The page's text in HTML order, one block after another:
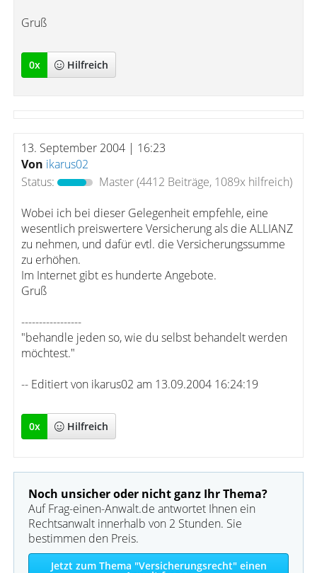
Gruß
0x Hilfreich
13. September 2004 | 16:23
Von ikarus02
Status:
Master(4412 Beiträge, 1089x hilfreich)
Wobei ich bei dieser Gelegenheit empfehle, eine
wesentlich preiswertere Versicherung als die ALLIANZ
zu nehmen, und dafür evtl. die Versicherungssumme
zu erhöhen.
Im Internet gibt es hunderte Angebote.
Gruß
-----------------
"behandle jeden so, wie du selbst behandelt werden
möchtest."
-- Editiert von ikarus02 am 13.09.2004 16:24:19
0x Hilfreich
Noch unsicher oder nicht ganz Ihr Thema?
Auf Frag-einen-Anwalt.de antwortet Ihnen ein
Rechtsanwalt innerhalb von 2 Stunden. Sie
bestimmen den Preis.
Jetzt zum Thema "Versicherungsrecht" einen